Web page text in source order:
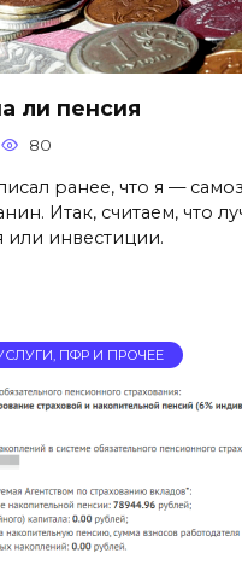
ли пенсия
80
ранее, что я —
Итак, считаем, что
или инвестиции.
ПФР И ПРОЧЕЕ